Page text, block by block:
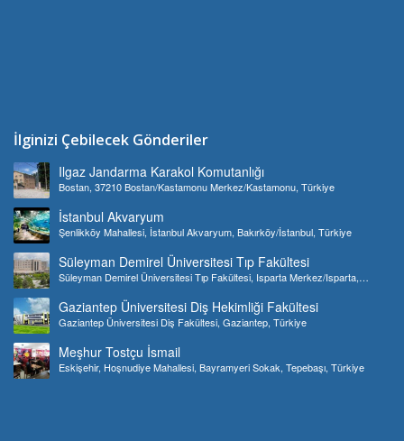
İlginizi Çebilecek Gönderiler
Ilgaz Jandarma Karakol Komutanlığı
Bostan, 37210 Bostan/Kastamonu Merkez/Kastamonu, Türkiye
İstanbul Akvaryum
Şenlikköy Mahallesi, İstanbul Akvaryum, Bakırköy/İstanbul, Türkiye
Süleyman Demirel Üniversitesi Tıp Fakültesi
Süleyman Demirel Üniversitesi Tıp Fakültesi, Isparta Merkez/Isparta,
Gaziantep Üniversitesi Diş Hekimliği Fakültesi
Gaziantep Üniversitesi Diş Fakültesi, Gaziantep, Türkiye
Meşhur Tostçu İsmail
Eskişehir, Hoşnudiye Mahallesi, Bayramyeri Sokak, Tepebaşı, Türkiye